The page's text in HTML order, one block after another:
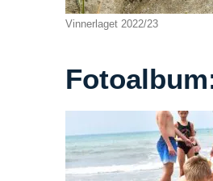
Vinnerlaget 2022/23